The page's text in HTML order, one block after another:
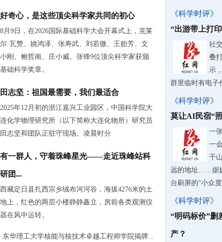
好奇心，是这些顶尖科学家共同的初心
8月9日，在2026国际基础科学大会开幕式上，克莱
尔·瓦赞、姚鸿泽、张寿武、刘若微、王贻芳、文
小刚、鲍哲南、庄小威、张锋9位顶尖科学家获颁
基础科学奖章。
田志坚：祖国最需要，我们最适合
2025年12月初的浙江嘉兴工业园区，中国科学院大
连化学物理研究所（以下简称大连化物所）研究员
田志坚和团队正驻守现场。凌晨时分
有一群人，守着珠峰星光——走近珠峰站科
研团...
西藏定日县扎西宗乡绒布河河谷，海拔4276米的土
地上，红色的两层小楼静静矗立，房前各类观测仪
器在风中运转。
· 东华理工大学核能与核技术卓越工程师学院揭牌...
《科学时评》
“出游带上打
社
叠
示
群里临时有电子
《科学时评》
莫让AI民宿“
一
一
干
远的地址……据
台刷屏的“小众
《科学时评》
“明码标价”删
产？